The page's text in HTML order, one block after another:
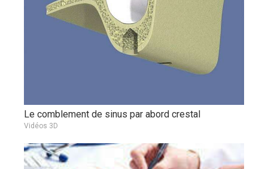
Le comblement de sinus par abord crestal
Vidéos 3D